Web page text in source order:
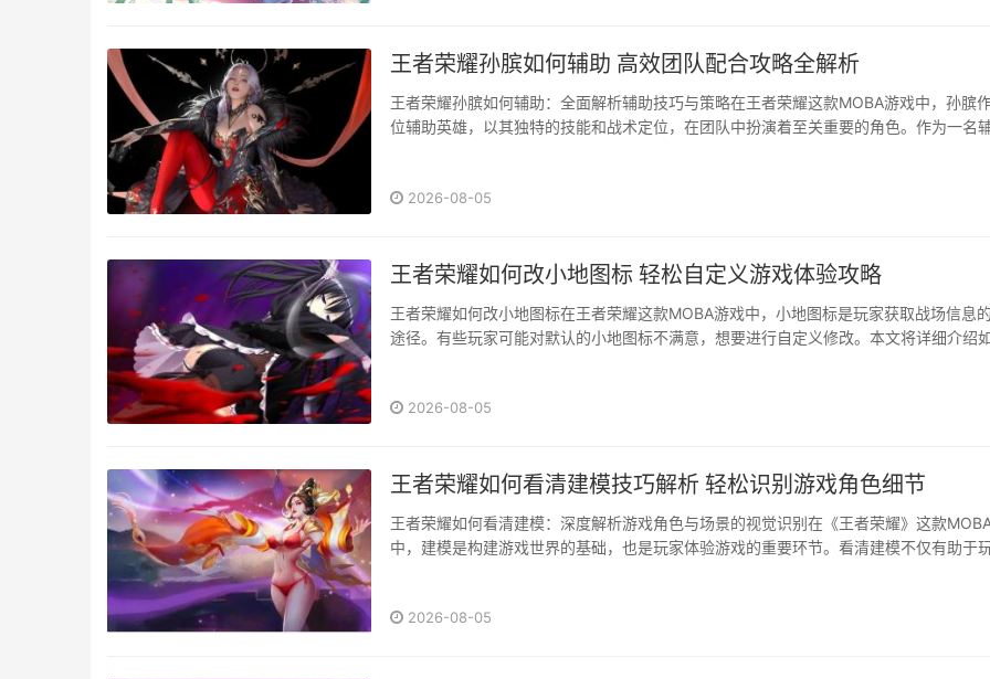
王者荣耀孙膑如何辅助 高效团队配合攻略全解析
王者荣耀孙膑如何辅助：全面解析辅助技巧与策略在王者荣耀这款MOBA游戏中，孙膑
位辅助英雄，以其独特的技能和战术定位，在团队中扮演着至关重要的角色。作为一名
组合包括控制、治疗和···
2026-08-05
王者荣耀如何改小地图标 轻松自定义游戏体验攻略
王者荣耀如何改小地图标在王者荣耀这款MOBA游戏中，小地图标是玩家获取战场信息
途径。有些玩家可能对默认的小地图标不满意，想要进行自定义修改。本文将详细介绍
等位置，从而做出正确的战术决策···
2026-08-05
王者荣耀如何看清建模技巧解析 轻松识别游戏角色细节
王者荣耀如何看清建模：深度解析游戏角色与场景的视觉识别在《王者荣耀》这款
中，建模是构建游戏世界的基础，也是玩家体验游戏的重要环节。看清建模不仅有助于
细且富有特色。以下是一些···
2026-08-05